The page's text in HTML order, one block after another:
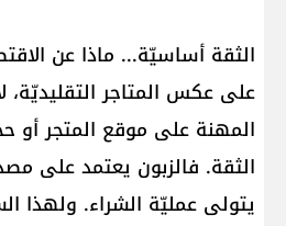
الثقة أساسيّة... ماذا عن
على عكس المتاجر التقليديّة،
المهنة على موقع المتجر أو
الثقة. فالزبون يعتمد على
يتولى عمليّة الشراء. ولهذا